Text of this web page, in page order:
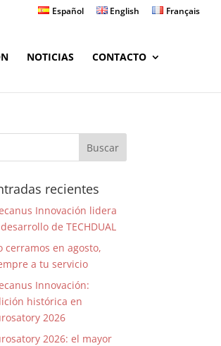
Español English Français
NOTICIAS CONTACTO
recientes
Innovación lidera
de TECHDUAL
cerramos en agosto,
a tu servicio
Innovación:
histórica en
2026
2026: el mayor